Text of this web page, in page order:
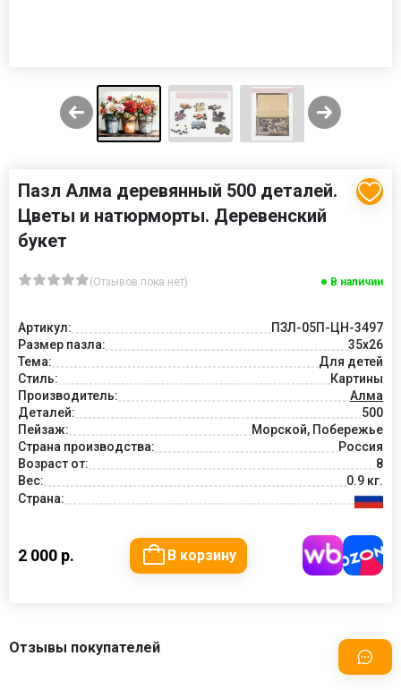
Пазл Алма деревянный 500 деталей.
Цветы и натюрморты. Деревенский
букет
(Отзывов пока нет) В наличии
Артикул:
ПЗЛ-05П-ЦН-3497
Размер пазла:
35х26
Тема:
Для детей
Стиль:
Картины
Производитель:
Алма
Деталей:
500
Пейзаж:
Морской, Побережье
Страна производства:
Россия
Возраст от:
8
Вес:
0.9 кг.
Страна:
2 000 р. В корзину
Отзывы покупателей